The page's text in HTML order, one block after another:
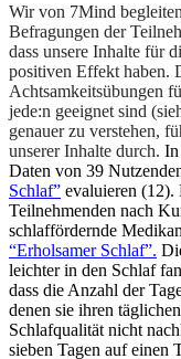
Wir von 7Mind
Befragungen der
dass unsere Inhalte für
positiven Effekt haben.
Achtsamkeitsübungen
jede:n geeignet sind
genauer zu verstehen,
unserer Inhalte durch. In
Daten von 39
Schlaf” evaluieren (12).
Teilnehmenden nach
schlaffördernde
“Erholsamer Schlaf”.
leichter in den Schlaf
dass die Anzahl der
denen sie ihren
Schlafqualität nicht
sieben Tagen auf einen